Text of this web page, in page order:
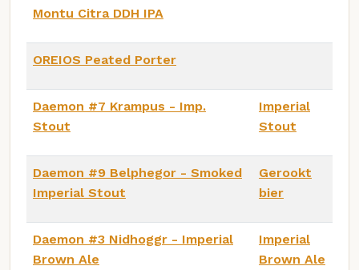
Montu Citra DDH IPA
OREIOS Peated Porter
Daemon #7 Krampus - Imp.
Stout
Imperial
Stout
Daemon #9 Belphegor - Smoked
Imperial Stout
Gerookt
bier
Daemon #3 Nidhoggr - Imperial
Brown Ale
Imperial
Brown Ale